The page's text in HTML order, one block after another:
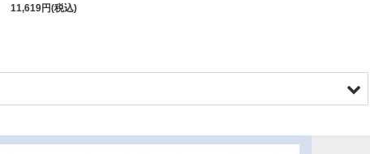
11,619円(税込)